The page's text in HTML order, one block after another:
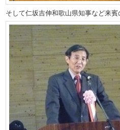
そして仁坂吉伸和歌山県知事など来賓